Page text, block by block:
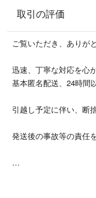
取引の評価
ご覧いただき、ありが
迅速、丁寧な対応を心
基本匿名配送、24時間
引越し予定に伴い、断
発送後の事故等の責任